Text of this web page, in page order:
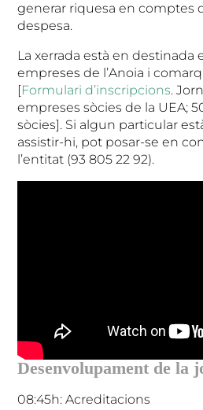
generar riquesa en comptes
despesa.
La xerrada està en
empreses de l’Anoia i
[Formulari d’inscripcions.
empreses sòcies de la UEA;
sòcies]. Si algun particular
assistir-hi, pot posar-se en
l’entitat (93 805 22 92).
Desenvolupament de la
08:45h: Acreditacions